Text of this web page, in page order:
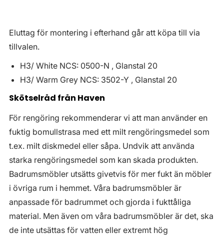
Eluttag för montering i efterhand går att köpa till via
tillvalen.
H3/ White NCS: 0500-N , Glanstal 20
H3/ Warm Grey NCS: 3502-Y , Glanstal 20
Skötselråd från Haven
För rengöring rekommenderar vi att man använder en
fuktig bomullstrasa med ett milt rengöringsmedel som
t.ex. milt diskmedel eller såpa. Undvik att använda
starka rengöringsmedel som kan skada produkten.
Badrumsmöbler utsätts givetvis för mer fukt än möbler
i övriga rum i hemmet. Våra badrumsmöbler är
anpassade för badrummet och gjorda i fukttåliga
material. Men även om våra badrumsmöbler är det, ska
de inte utsättas för vatten eller extremt hög